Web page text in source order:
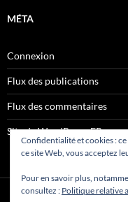
MÉTA
Connexion
Flux des publications
Flux des commentaires
Site de WordPress-FR
Confidentialité et cookies :
ce site Web, vous acceptez
Pour en savoir plus,
consultez : Politique relative